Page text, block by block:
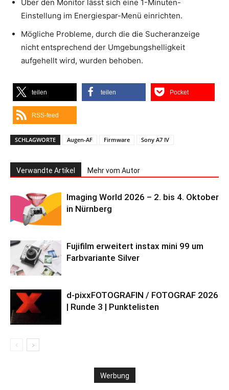
Über den Monitor lässt sich eine 1-Minuten-
Einstellung im Energiespar-Menü einrichten.
Mögliche Probleme, durch die die Sucheranzeige
nicht entsprechend der Umgebungshelligkeit
aufgehellt wird, wurden behoben.
teilen teilen Pocket
RSS-feed
SCHLAGWORTE Augen-AF Firmware Sony A7 IV
Verwandte Artikel Mehr vom Autor
Imaging World 2026 – 2. bis 4. Oktober
in Nürnberg
Fujifilm erweitert instax mini 99 um
Farbvariante Silver
d-pixxFOTOGRAFIN / FOTOGRAF 2026
| Runde 3 | Punktelisten
Werbung